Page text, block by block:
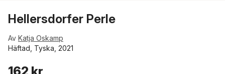
Hellersdorfer Perle
Av Katja Oskamp
Häftad, Tyska, 2021